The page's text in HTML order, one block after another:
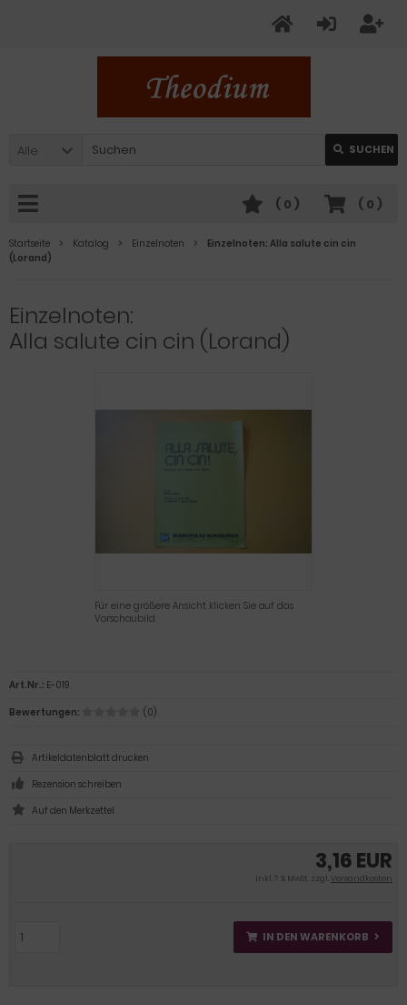
Alle SUCHEN
( 0 )
( 0 )
Startseite Katalog Einzelnoten
Einzelnoten: Alla salute cin cin
(Lorand)
Einzelnoten:
Alla salute cin cin (Lorand)
Für eine größere Ansicht klicken Sie auf das
Vorschaubild
3,16 EUR
inkl. 7 % MwSt. zzgl.Versandkosten
IN DEN WARENKORB
Art.Nr.: E-019
Bewertungen:
(0)
Artikeldatenblatt drucken
Rezension schreiben